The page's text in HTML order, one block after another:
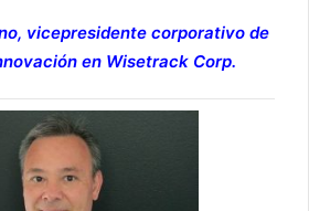
vicepresidente corporativo de
en Wisetrack Corp.